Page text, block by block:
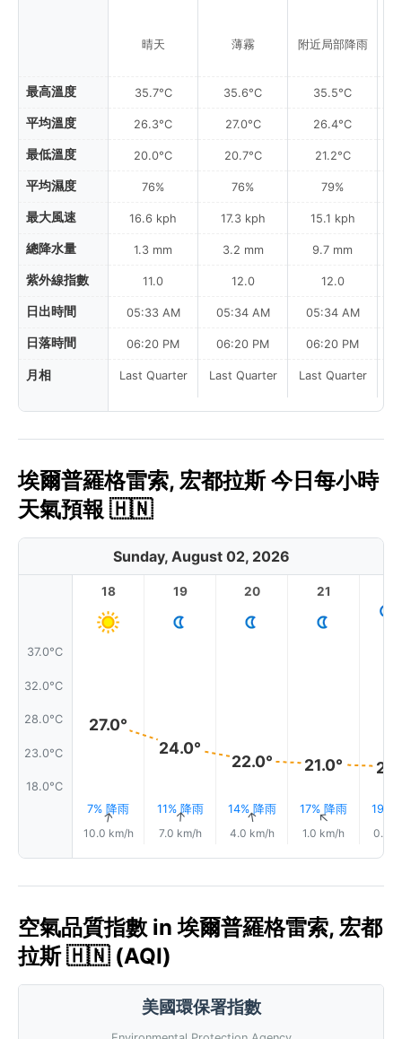
最高溫度
平均溫度
最低溫度
平均濕度
最大風速
總降水量
紫外線指數
日出時間
日落時間
月相
晴天
35.7°C
26.3°C
20.0°C
76%
16.6 kph
1.3 mm
11.0
05:33 AM
06:20 PM
Last Quarter
薄霧
35.6°C
27.0°C
20.7°C
76%
17.3 kph
3.2 mm
12.0
05:34 AM
06:20 PM
Last Quarter
附近局部降雨
35.5°C
26.4°C
21.2°C
79%
15.1 kph
9.7 mm
12.0
05:34 AM
06:20 PM
Last Quarter
埃爾普羅格雷索, 宏都拉斯 今日每小時
天氣預報 🇭🇳
Sunday, August 02, 2026
37.0°C
32.0°C
28.0°C
23.0°C
18.0°C
18
27.0°
7% 降雨
↑
10.0 km/h
19
24.0°
11% 降雨
↑
7.0 km/h
20
22.0°
14% 降雨
↑
4.0 km/h
21
21.0°
17% 降雨
↑
1.0 km/h
19%
0.0
空氣品質指數 in 埃爾普羅格雷索, 宏都
拉斯 🇭🇳 (AQI)
美國環保署指數